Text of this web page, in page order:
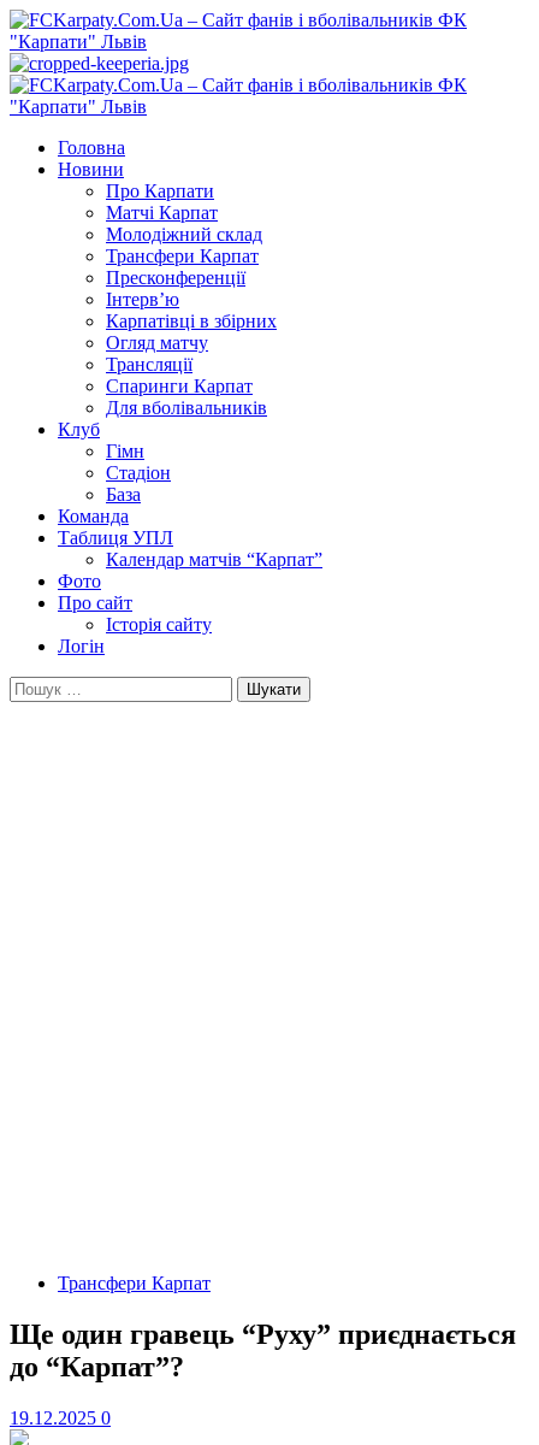
Перейти
до
вмісту
Primary
Menu
Головна
Новини
Про Карпати
Матчі Карпат
Молодіжний склад
Трансфери Карпат
Пресконференції
Інтерв’ю
Карпатівці в збірних
Огляд матчу
Трансляції
Спаринги Карпат
Для вболівальників
Клуб
Гімн
Стадіон
База
Команда
Таблиця УПЛ
Календар матчів “Карпат”
Фото
Про сайт
Історія сайту
Логін
Пошук:
Трансфери Карпат
Ще один гравець “Руху” приєднається
до “Карпат”?
19.12.2025 0